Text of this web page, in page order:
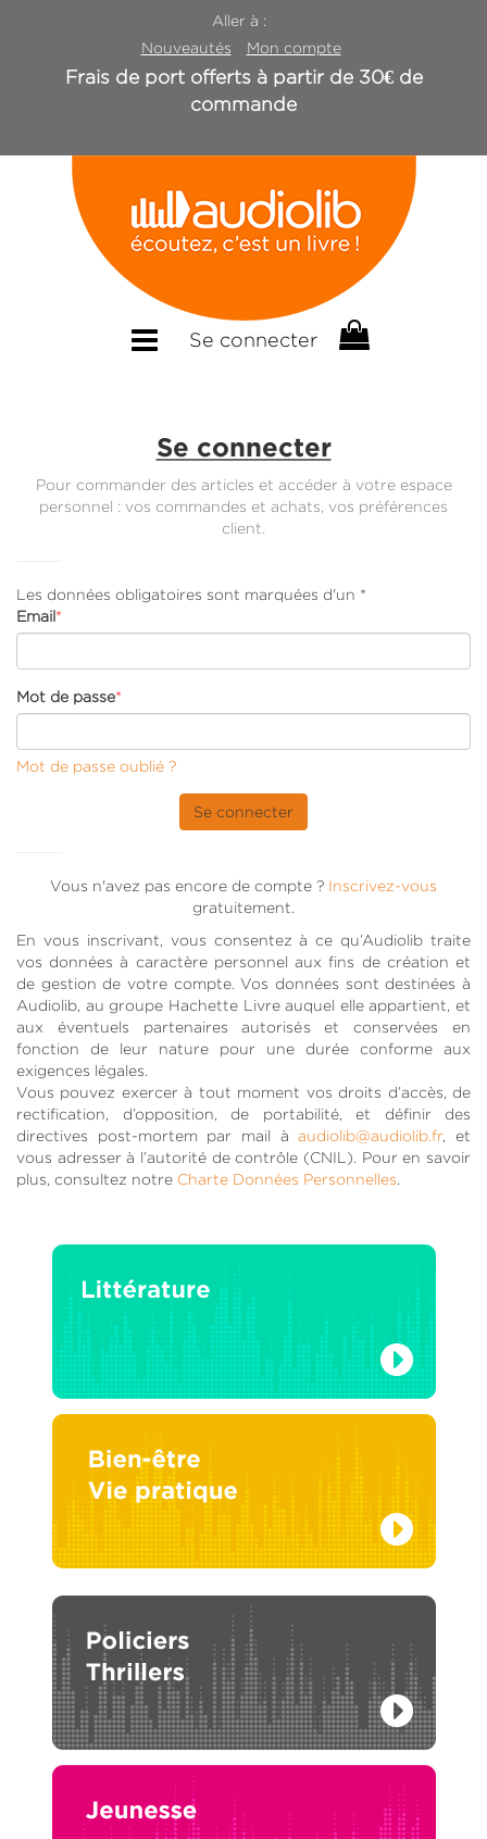
Aller à :
Nouveautés
Mon compte
Frais de port offerts à partir de 30€ de
commande
Se connecter
Se connecter
Pour commander des articles et accéder à votre espace
personnel : vos commandes et achats, vos préférences
client.
Les données obligatoires sont marquées d'un *
Email*
Mot de passe*
Mot de passe oublié ?
Se connecter
Vous n'avez pas encore de compte ? Inscrivez-vous
gratuitement.
En vous inscrivant, vous consentez à ce qu’Audiolib traite
vos données à caractère personnel aux fins de création et
de gestion de votre compte. Vos données sont destinées à
Audiolib, au groupe Hachette Livre auquel elle appartient, et
aux éventuels partenaires autorisés et conservées en
fonction de leur nature pour une durée conforme aux
exigences légales.
Vous pouvez exercer à tout moment vos droits d’accès, de
rectification, d’opposition, de portabilité, et définir des
directives post-mortem par mail àaudiolib@audiolib.fr, et
vous adresser à l’autorité de contrôle (CNIL). Pour en savoir
plus, consultez notre Charte Données Personnelles.